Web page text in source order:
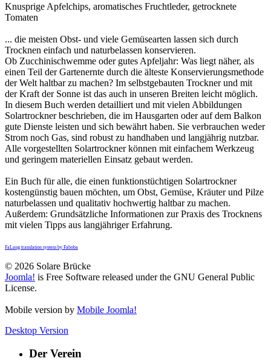
Knusprige Apfelchips, aromatisches Fruchtleder, getrocknete
Tomaten
... die meisten Obst- und viele Gemüsearten lassen sich durch
Trocknen einfach und naturbelassen konservieren.
Ob Zucchinischwemme oder gutes Apfeljahr: Was liegt näher, als
einen Teil der Gartenernte durch die älteste Konservierungsmethode
der Welt halt­bar zu machen? Im selbstgebauten Trock­ner und mit
der Kraft der Sonne ist das auch in unseren Breiten leicht möglich.
In diesem Buch werden detailliert und mit vielen Abbildungen
Solartrockner beschrieben, die im Hausgarten oder auf dem Balkon
gute Dienste leisten und sich bewährt haben. Sie verbrauchen weder
Strom noch Gas, sind robust zu handhaben und langjährig nutzbar.
Alle vorgestellten Solartrockner können mit einfachem Werkzeug
und geringem materiellen Einsatz gebaut werden.
Ein Buch für alle, die einen funktionstüchtigen Solartrockner
kostengünstig bauen möchten, um Obst, Gemüse, Kräuter und Pilze
naturbelassen und qualitativ hochwertig haltbar zu machen.
Außerdem: Grundsätzliche Informationen zur Praxis des Trocknens
mit vielen Tipps aus langjähriger Erfahrung.
FaLang translation system by Faboba
© 2026 Solare Brücke
Joomla! is Free Software released under the GNU General Public
License.
Mobile version by Mobile Joomla!
Desktop Version
Der Verein